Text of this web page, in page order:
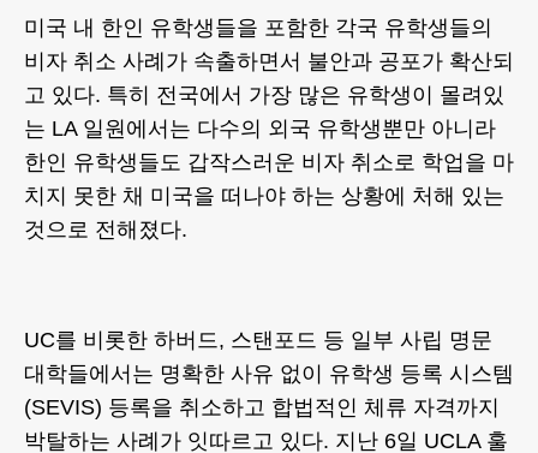
미국 내 한인 유학생들을 포함한 각국 유학생들의
비자 취소 사례가 속출하면서 불안과 공포가 확산되
고 있다. 특히 전국에서 가장 많은 유학생이 몰려있
는 LA 일원에서는 다수의 외국 유학생뿐만 아니라
한인 유학생들도 갑작스러운 비자 취소로 학업을 마
치지 못한 채 미국을 떠나야 하는 상황에 처해 있는
것으로 전해졌다.
UC를 비롯한 하버드, 스탠포드 등 일부 사립 명문
대학들에서는 명확한 사유 없이 유학생 등록 시스템
(SEVIS) 등록을 취소하고 합법적인 체류 자격까지
박탈하는 사례가 잇따르고 있다. 지난 6일 UCLA 훌